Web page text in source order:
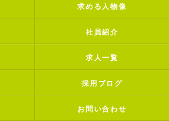
求める人物像
社員紹介
求人一覧
採用ブログ
お問い合わせ